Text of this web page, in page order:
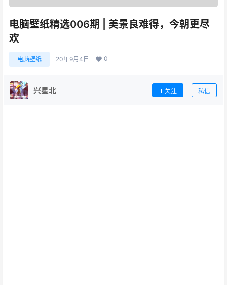
电脑壁纸精选006期 | 美景良难得，今朝更尽
欢
电脑壁纸 20年9月4日 0
兴星北 关注 私信